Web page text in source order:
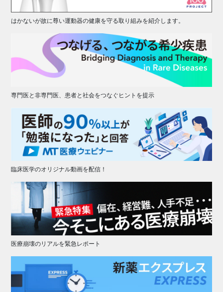
はかないが故に尊い運動器の健康を守る取り組みを紹介します。
専門医と非専門医、患者と社会をつなぐヒントを提示
臨床医学のオリジナル動画を配信！
医療崩壊のリアルを緊急レポート